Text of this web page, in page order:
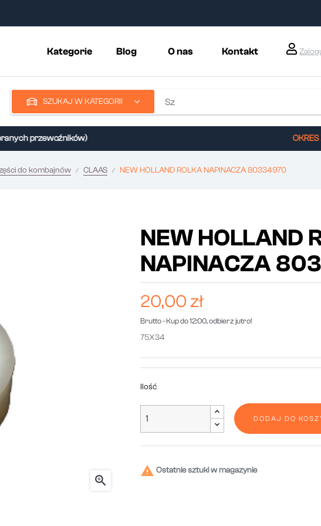
Kategorie Blog O nas Kontakt
SZUKAJ W KATEGORII
przewoźników) OKRES
do kombajnów CLAAS NEW HOLLAND ROLKA NAPINACZA 80334970

NEW HOLLAND
NAPINACZA
20,00 zł
Brutto- Kup do 12:00, odbierz jutro!
75X34
Ilość
DODAJ DO
 Ostatnie sztuki w magazynie